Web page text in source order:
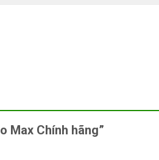
Max Chính hãng”